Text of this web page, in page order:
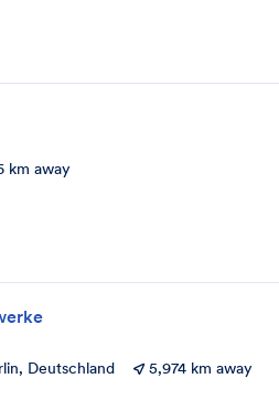
km away
Deutschland
5,974 km away